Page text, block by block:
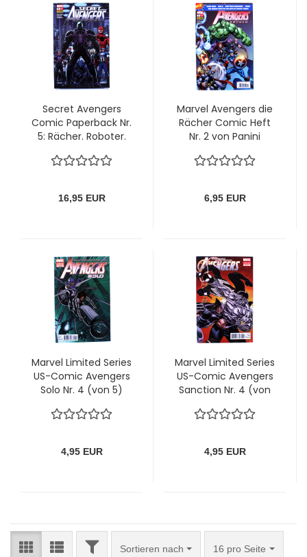
Secret Avengers
Comic Paperback Nr.
5: Rächer. Roboter.
16,95 EUR
Marvel Avengers die
Rächer Comic Heft
Nr. 2 von Panini
6,95 EUR
Marvel Limited Series
US-Comic Avengers
Solo Nr. 4 (von 5)
4,95 EUR
Marvel Limited Series
US-Comic Avengers
Sanction Nr. 4 (von
4,95 EUR
FILTERSortieren nach
Sortieren nach 16 pro Seite
pro Seite